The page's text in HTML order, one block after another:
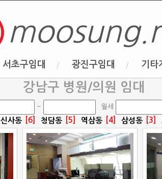
서초구임대 광진구임대 기타
강남구 병원/의원 임대
~ 월세
신사동 [6] 청담동 [5] 역삼동 [4] 삼성동 [3]